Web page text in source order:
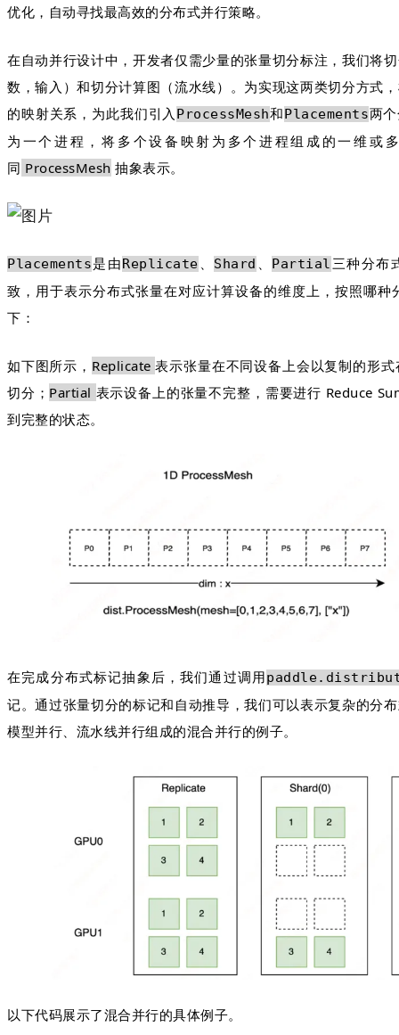
优化，自动寻找最高效的分布式并行策略。
在自动并行设计中，开发者仅需少量的张量切分标注，我们将
数，输入）和切分计算图（流水线）。为实现这两类切分方式
的映射关系，为此我们引入 ProcessMesh和Placements两
为一个进程，将多个设备映射为多个进程组成的一维或
同 ProcessMesh 抽象表示。
Placements是由Replicate 、 Shard 、 Partial三种分布
致，用于表示分布式张量在对应计算设备的维度上，按照哪
下：
如下图所示， Replicate表示张量在不同设备上会以复制的形式
切分； Partial 表示设备上的张量不完整，需要进行 Reduce
到完整的状态。
在完成分布式标记抽象后，我们通过调用
记。通过张量切分的标记和自动推导，我们可以表示复杂的分
模型并行、流水线并行组成的混合并行的例子。
以下代码展示了混合并行的具体例子。